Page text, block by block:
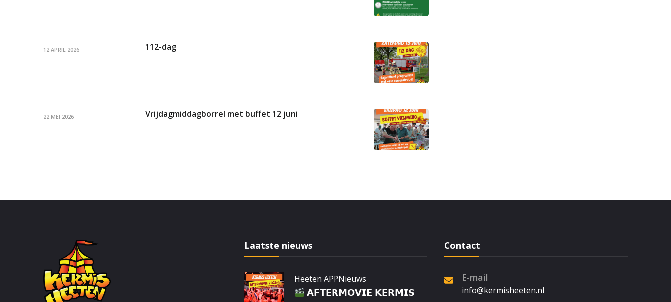
12 APRIL 2026 112-dag
22 MEI 2026 Vrijdagmiddagborrel met buffet 12 juni
Laatste nieuws
Heeten APPNieuws
𝗔𝗙𝗧𝗘𝗥𝗠𝗢𝗩𝗜𝗘 𝗞𝗘𝗥𝗠𝗜𝗦
Contact
E-mail
info@kermisheeten.nl